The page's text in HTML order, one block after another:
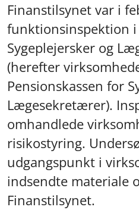
Finanstilsynet var i
funktionsinspektion i
Sygeplejersker og
(herefter
Pensionskassen for
Lægesekretærer).
omhandlede
risikostyring.
udgangspunkt i
indsendte materiale
Finanstilsynet.